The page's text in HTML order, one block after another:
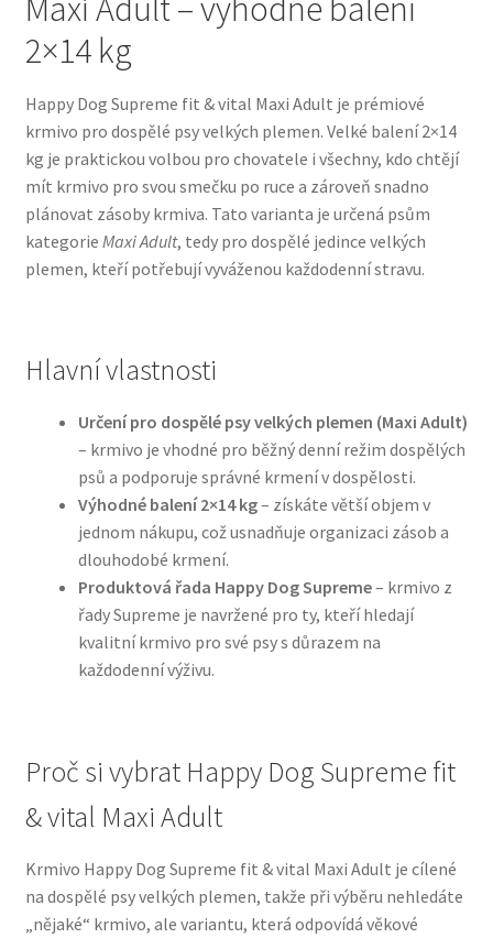
Bozita pro psy — Švédské krmivo s nordickou kvalitou
Brit pro psy
Granule pro psy
Natural Trainer pro psy — Italské krmivo s
přírodními složkami
Hill’s pro psy
Hračky pro psy
Konzervy a kapsičky pro psy
N&D Farmina pro psy — Italské holistic krmivo
Oblečky pro psy
Pamlsky pro psy
Ortopedické pelíšky
Purizon pro psy — Vysoký obsah masa, bez obilovin
2×14 kg
Happy Dog Supreme fit & vital Maxi Adult je prémiové
krmivo pro dospělé psy velkých plemen. Velké balení 2×14
kg je praktickou volbou pro chovatele i všechny, kdo chtějí
mít krmivo pro svou smečku po ruce a zároveň snadno
plánovat zásoby krmiva. Tato varianta je určená psům
kategorie Maxi Adult, tedy pro dospělé jedince velkých
plemen, kteří potřebují vyváženou každodenní stravu.
Hlavní vlastnosti
Určení pro dospělé psy velkých plemen (Maxi Adult)
– krmivo je vhodné pro běžný denní režim dospělých
psů a podporuje správné krmení v dospělosti.
Výhodné balení 2×14 kg– získáte větší objem v
jednom nákupu, což usnadňuje organizaci zásob a
dlouhodobé krmení.
Produktová řada Happy Dog Supreme– krmivo z
řady Supreme je navržené pro ty, kteří hledají
kvalitní krmivo pro své psy s důrazem na
každodenní výživu.
Proč si vybrat Happy Dog Supreme fit
& vital Maxi Adult
Krmivo Happy Dog Supreme fit & vital Maxi Adult je cílené
na dospělé psy velkých plemen, takže při výběru nehledáte
„nějaké“ krmivo, ale variantu, která odpovídá věkové